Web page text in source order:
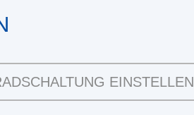
EINSTELLEN